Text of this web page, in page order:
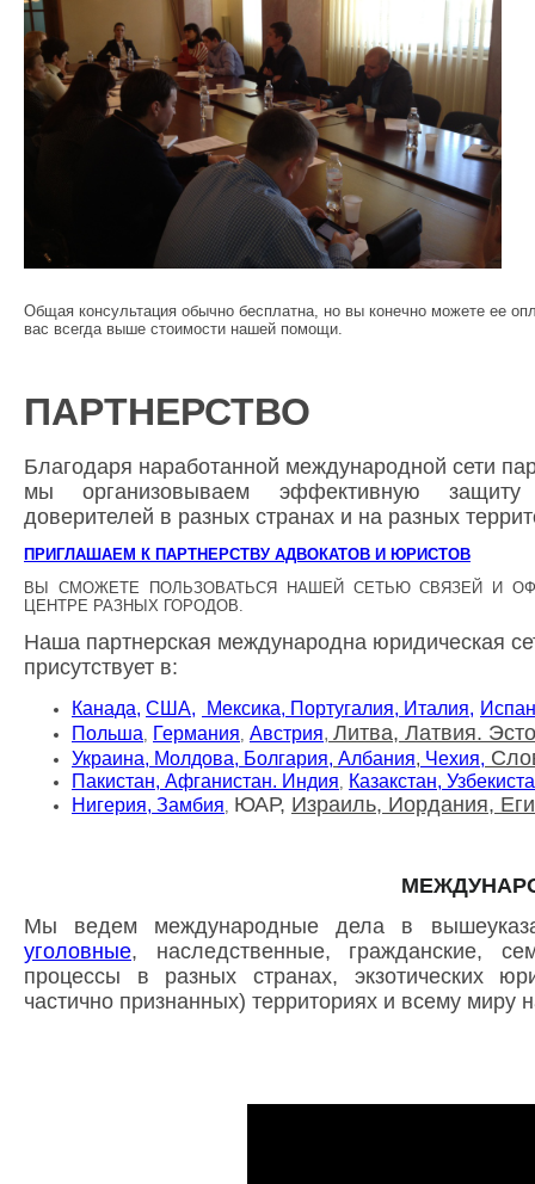
Общая консультация обычно бесплатна, но вы конечно можете ее
вас всегда выше стоимости нашей помощи.
ПАРТНЕРСТВО
Благодаря наработанной международной сети
мы организовываем эффективную
доверителей в разных странах и на разных
ПРИГЛАШАЕМ К ПАРТНЕРСТВУ АДВОКАТОВ И ЮРИСТОВ
ВЫ СМОЖЕТЕ ПОЛЬЗОВАТЬСЯ НАШЕЙ СЕТЬЮ СВЯЗЕЙ И
ЦЕНТРЕ РАЗНЫХ ГОРОДОВ.
Наша партнерская международна юридическая
присутствует в:
Канада, США, Мексика, Португалия, Италия,
Польша
Германия Австрия, Литва, Латвия.
Украина, Молдова, Болгария, Албания, Чехия,
Пакистан, Афганистан. Индия
Казакстан,
Нигерия, Замбия ЮАР, Израиль, Иордания,
Мы ведем международные дела в
уголовные, наследственные, гражданские,
процессы в разных странах, экзотических
частично признанных) территориях и всему